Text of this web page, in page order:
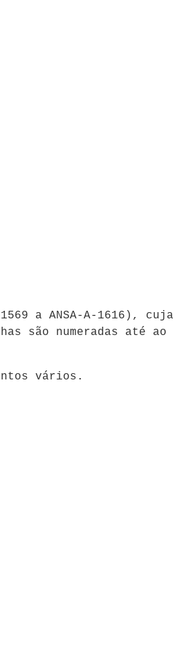
1569 a ANSA-A-1616) , cuja
são numeradas até ao
vários.